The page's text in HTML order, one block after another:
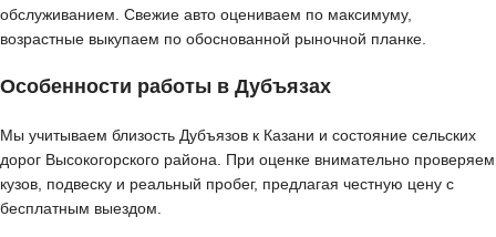
обслуживанием. Свежие авто оцениваем по максимуму,
возрастные выкупаем по обоснованной рыночной планке.
Особенности работы в Дубъязах
Мы учитываем близость Дубъязов к Казани и состояние сельских
дорог Высокогорского района. При оценке внимательно проверяем
кузов, подвеску и реальный пробег, предлагая честную цену с
бесплатным выездом.